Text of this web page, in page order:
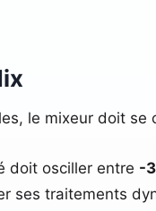
le mixeur doit
doit osciller entre -
ses traitements